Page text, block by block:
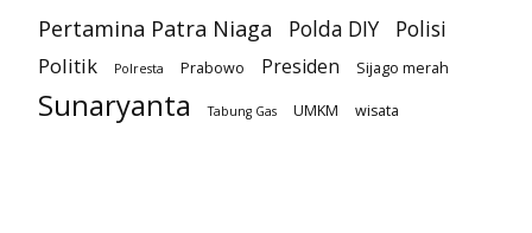
Pertamina Patra Niaga Polda DIY
Polisi
Politik
Polresta Prabowo Presiden Sijago merah
Sunaryanta Tabung Gas UMKM wisata